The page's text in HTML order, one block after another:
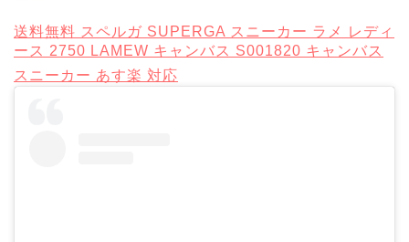
送料無料 スペルガ SUPERGA スニーカー ラメ レディ
ース 2750 LAMEW キャンバス S001820 キャンバス
スニーカー あす楽 対応